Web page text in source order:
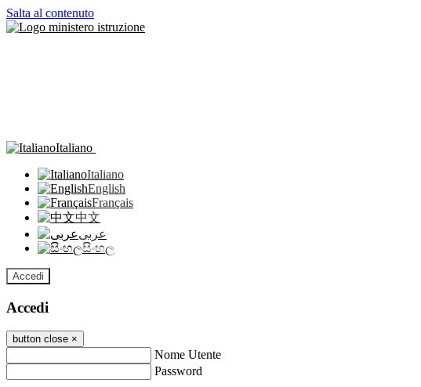
Salta al contenuto
Italiano
Italiano
English
Français
中文
عربى
සිංහල
Accedi
Accedi
button close ×
Nome Utente
Password